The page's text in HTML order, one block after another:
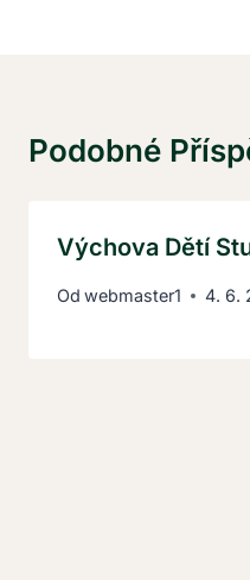
Podobné
Výchova Dětí
Od webmaster1 4. 6.